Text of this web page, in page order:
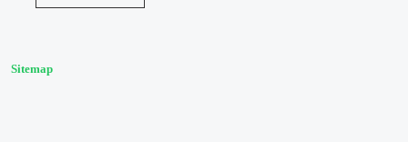
Sitemap